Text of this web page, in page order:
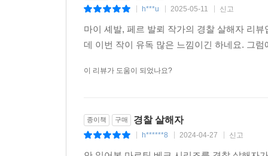
h***u 2025-05-11 신고
마이 셰발, 페르 발뢰 작가의 경찰 살해자 리
데 이번 작이 유독 많은 느낌이긴 하네요. 그
이 리뷰가 도움이 되었나요?
종이책 구매 경찰 살해자
h******8 2024-04-27 신고